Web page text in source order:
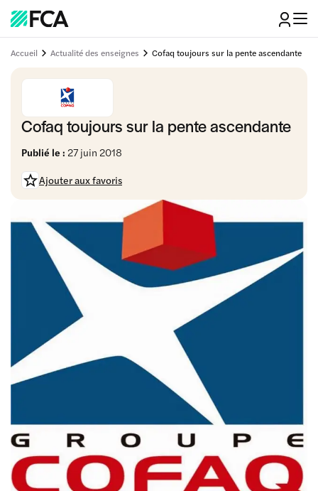
Accueil Actualité des enseignes Cofaq toujours sur la pente ascendante
Cofaq toujours sur la pente ascendante
Publié le : 27 juin 2018
Ajouter aux favoris